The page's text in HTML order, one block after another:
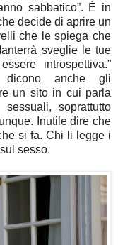
sabbatico”. È in
decide di aprire un
che le spiega che
sveglie le tue
introspettiva.”
anche gli
un sito in cui parla
soprattutto
Inutile dire che
si fa. Chi li legge i
sesso.